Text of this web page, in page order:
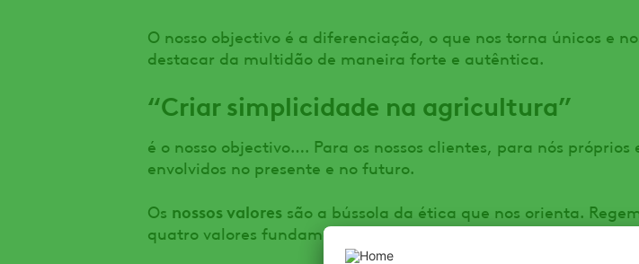
O nosso objectivo é a diferenciação, o que nos torna únicos e
destacar da multidão de maneira forte e autêntica.
“Criar simplicidade na agricultura”
é o nosso objectivo…. Para os nossos clientes, para nós próprios
envolvidos no presente e no futuro.
Os nossos valores são a bússola da ética que nos orienta.
quatro valores fundamentais: